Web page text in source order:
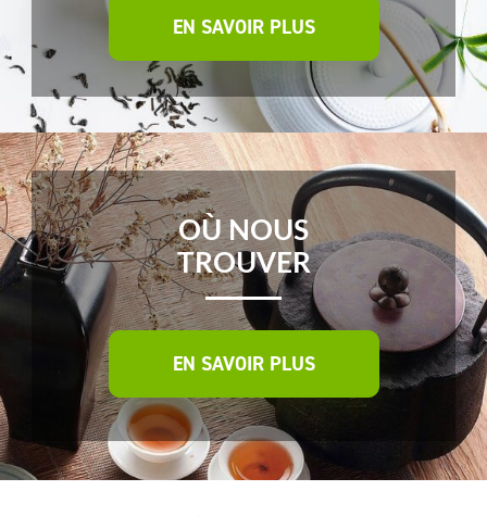
EN SAVOIR PLUS
OÙ NOUS
TROUVER
EN SAVOIR PLUS